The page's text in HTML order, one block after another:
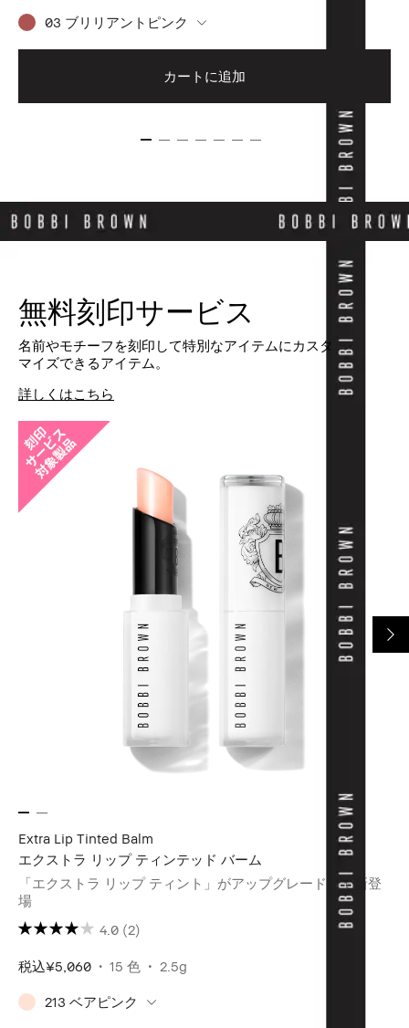
03 ブリリアントピンク
カートに追加
無料刻印サービス
名前やモチーフを刻印して特別なアイテムにカスタ
マイズできるアイテム。
詳しくはこちら
Extra Lip Tinted Balm
エクストラ リップ ティンテッド バーム
「エクストラ リップ ティント」がアップグレードして新登
場​
4.0 (2)
税込¥5,060 15 色 2.5g
213 ベアピンク